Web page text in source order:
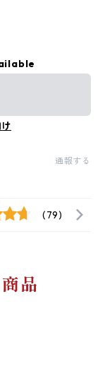
通報する
(79)
品